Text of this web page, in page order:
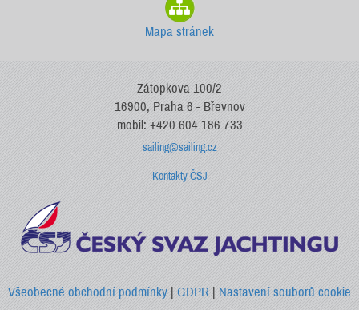
Mapa stránek
Zátopkova 100/2
16900, Praha 6 - Břevnov
mobil: +420 604 186 733
sailing@sailing.cz
Kontakty ČSJ
Všeobecné obchodní podmínky| GDPR|Nastavení souborů cookie